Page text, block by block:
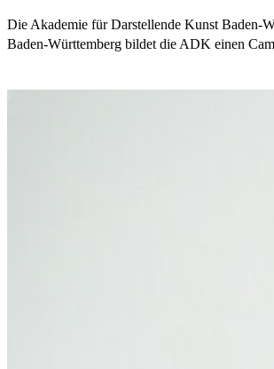
Die Akademie für Darstellende Kunst Baden-
Baden-Württemberg bildet die ADK einen